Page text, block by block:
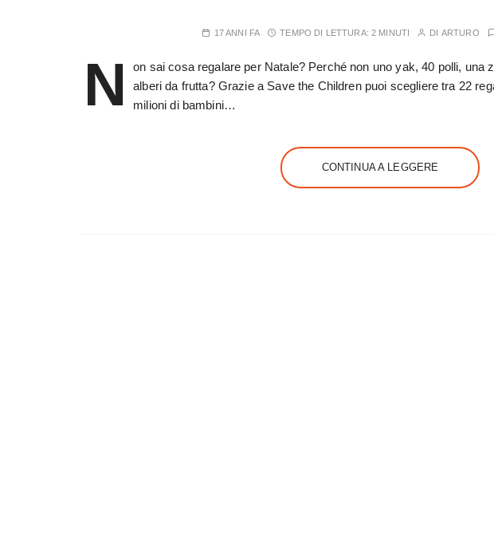
17 ANNI FA TEMPO DI LETTURA: 2 MINUTI DI ARTURO
N
on sai cosa regalare per Natale? Perché non uno yak, 40 polli, una
alberi da frutta? Grazie a Save the Children puoi scegliere tra 22
milioni di bambini…
CONTINUA A LEGGERE